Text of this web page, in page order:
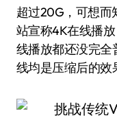
超过20G，可想而
站宣称4K在线播
线播放都还没完全
线均是压缩后的效